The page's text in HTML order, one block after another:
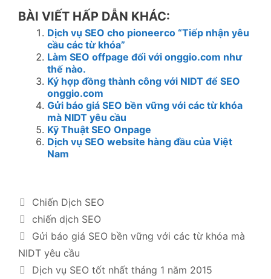
BÀI VIẾT HẤP DẪN KHÁC:
Dịch vụ SEO cho pioneerco “Tiếp nhận yêu
cầu các từ khóa”
Làm SEO offpage đối với onggio.com như
thế nào.
Ký hợp đồng thành công với NIDT để SEO
onggio.com
Gửi báo giá SEO bền vững với các từ khóa
mà NIDT yêu cầu
Kỹ Thuật SEO Onpage
Dịch vụ SEO website hàng đầu của Việt
Nam
Categories
Chiến Dịch SEO
Tags
chiến dịch SEO
Post
navigation
Gửi báo giá SEO bền vững với các từ khóa mà
NIDT yêu cầu
Dịch vụ SEO tốt nhất tháng 1 năm 2015